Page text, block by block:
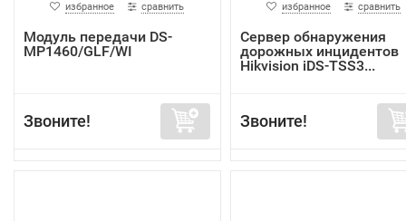
избранное сравнить
Модуль передачи DS-
MP1460/GLF/WI
Звоните!
избранное сравнить
Сервер обнаружения
дорожных инцидентов
Hikvision iDS-TSS3...
Звоните!